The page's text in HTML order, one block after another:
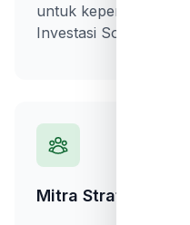
untuk kepentingan
Investasi Sosial.
Mitra Strategis